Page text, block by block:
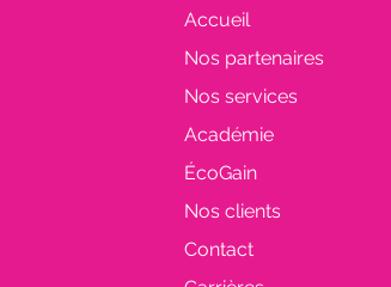
Accueil
Nos partenaires
Nos services
Académie
ÉcoGain
Nos clients
Contact